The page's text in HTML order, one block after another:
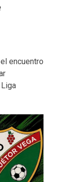
encuentro